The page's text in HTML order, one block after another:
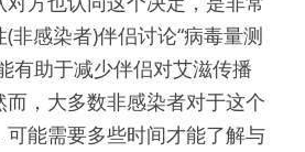
非感染者)伴侣讨论“病毒量测
有助于减少伴侣对艾滋传播
，大多数非感染者对于这个
可能需要多些时间才能了解与